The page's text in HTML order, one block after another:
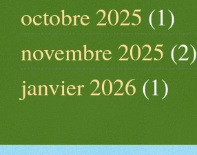
octobre 2025 (1)
novembre 2025 (2)
janvier 2026 (1)